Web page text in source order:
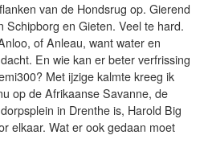
van de Hondsrug op. Gierend
Schipborg en Gieten. Veel te hard.
of Anleau, want water en
En wie kan er beter verfrissing
Met ijzige kalmte kreeg ik
op de Afrikaanse Savanne, de
in Drenthe is, Harold Big
elkaar. Wat er ook gedaan moet